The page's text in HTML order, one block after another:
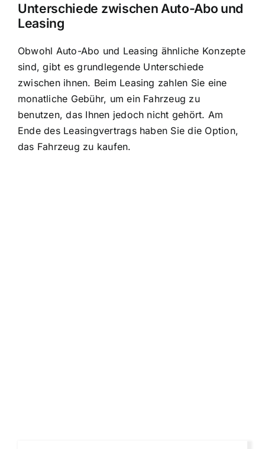
Unterschiede zwischen Auto-Abo und
Leasing
Obwohl Auto-Abo und Leasing ähnliche Konzepte
sind, gibt es grundlegende Unterschiede
zwischen ihnen. Beim Leasing zahlen Sie eine
monatliche Gebühr, um ein Fahrzeug zu
benutzen, das Ihnen jedoch nicht gehört. Am
Ende des Leasingvertrags haben Sie die Option,
das Fahrzeug zu kaufen.